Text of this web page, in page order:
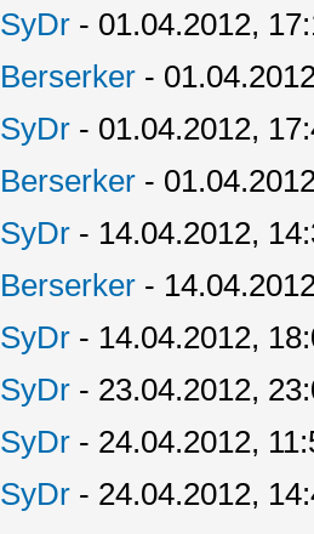
SyDr - 01.04.2012,
Berserker -
SyDr - 01.04.2012,
Berserker -
SyDr - 14.04.2012,
Berserker -
SyDr - 14.04.2012,
SyDr - 23.04.2012,
SyDr - 24.04.2012,
SyDr - 24.04.2012,